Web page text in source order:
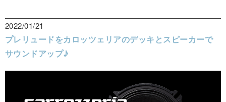
2022/01/21
プレリュードをカロッツェリアのデッキとスピーカーで
サウンドアップ♪